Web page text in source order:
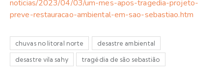
noticias/2023/04/03/um-mes-apos-tragedia-projeto-
preve-restauracao-ambiental-em-sao-sebastiao.htm
chuvas no litoral norte desastre ambiental
desastre vila sahy tragédia de são sebastião